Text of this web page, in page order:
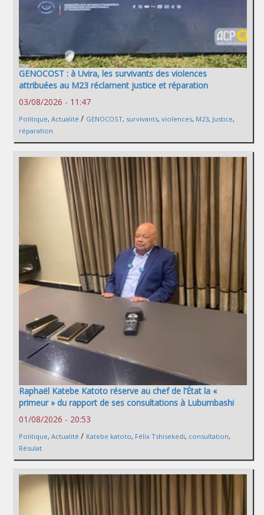
GENOCOST : à Uvira, les survivants des violences
attribuées au M23 réclament justice et réparation
03/08/2026 - 11:47
Politique, Actualité / GENOCOST, survivants, violences, M23, Justice,
réparation
Raphaël Katebe Katoto réserve au chef de l’État la «
primeur » du rapport de ses consultations à Lubumbashi
01/08/2026 - 20:53
Politique, Actualité / Katebe katoto, Félix Tshisekedi, consultation,
Résulat